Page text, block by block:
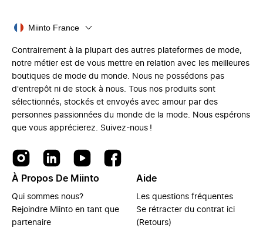
Miinto France
Contrairement à la plupart des autres plateformes de mode,
notre métier est de vous mettre en relation avec les meilleures
boutiques de mode du monde. Nous ne possédons pas
d'entrepôt ni de stock à nous. Tous nos produits sont
sélectionnés, stockés et envoyés avec amour par des
personnes passionnées du monde de la mode. Nous espérons
que vous apprécierez. Suivez-nous !
À Propos De Miinto
Qui sommes nous?
Rejoindre Miinto en tant que
partenaire
Aide
Les questions fréquentes
Se rétracter du contrat ici
(Retours)